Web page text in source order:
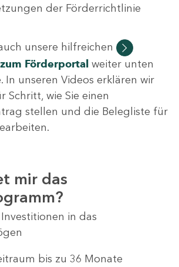
der Förderrichtlinie
unsere hilfreichen
zum Förderportal weiter unten
In unseren Videos erklären wir
Schritt, wie Sie einen
stellen und die Belegliste für
mir das
in das
bis zu 36 Monate